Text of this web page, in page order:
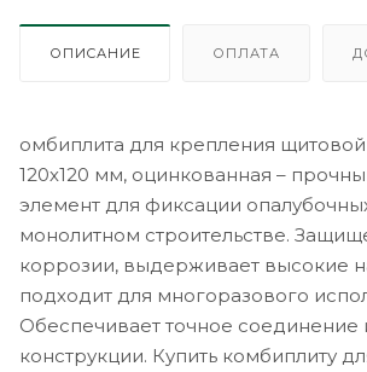
ОПИСАНИЕ ОПЛАТА
омбиплита для крепления
120х120 мм, оцинкованная –
элемент для фиксации
монолитном строительстве.
коррозии, выдерживает высокие
подходит для многоразового
Обеспечивает точное соединение
конструкции. Купить комбиплиту